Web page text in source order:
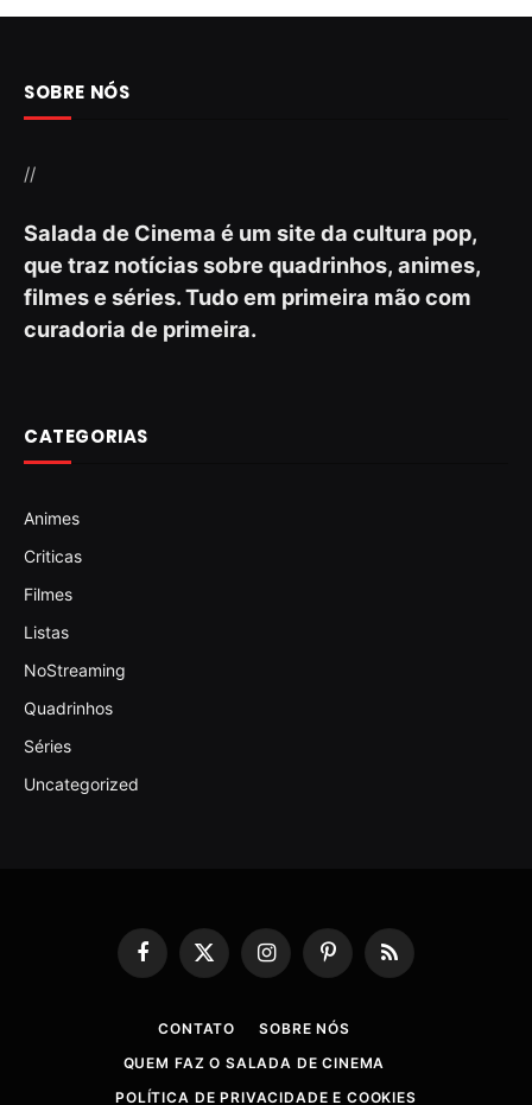
SOBRE NÓS
//
Salada de Cinema é um site da cultura pop,
que traz notícias sobre quadrinhos, animes,
filmes e séries. Tudo em primeira mão com
curadoria de primeira.
CATEGORIAS
Animes
Criticas
Filmes
Listas
NoStreaming
Quadrinhos
Séries
Uncategorized
Facebook
X
InstagramPinterestRSS
CONTATO
SOBRE NÓS
QUEM FAZ O SALADA DE CINEMA
POLÍTICA DE PRIVACIDADE E COOKIES